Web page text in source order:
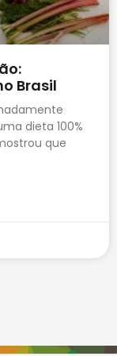
Brasil
dieta 100%
que